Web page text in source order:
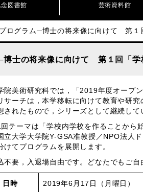
図書館 芸術資料館
ログラム─博士の将来像に向けて 第１
士の将来像に向けて 第１回「学
美術研究科では，「2019年度オープ
サーチは，本学移転に向けて教育や研
されたもので，シリーズとして継続して
ーマは「学校内学校を作ることから
立大学大学院Y-GSA准教授／NPO法人
けてプログラムを展開します。
要，入退場自由です。どなたでもご自
日時 2019年6月17日（月曜日）